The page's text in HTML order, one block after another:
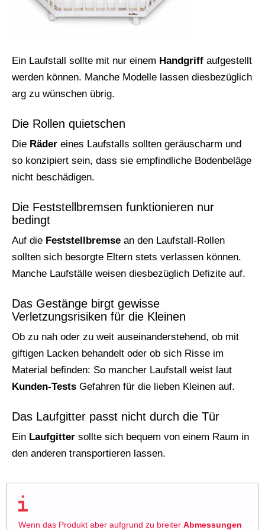
Ein Laufstall sollte mit nur einem Handgriff aufgestellt
werden können. Manche Modelle lassen diesbezüglich
arg zu wünschen übrig.
Die Rollen quietschen
Die Räder eines Laufstalls sollten geräuscharm und
so konzipiert sein, dass sie empfindliche Bodenbeläge
nicht beschädigen.
Die Feststellbremsen funktionieren nur
bedingt
Auf die Feststellbremse an den Laufstall-Rollen
sollten sich besorgte Eltern stets verlassen können.
Manche Laufställe weisen diesbezüglich Defizite auf.
Das Gestänge birgt gewisse
Verletzungsrisiken für die Kleinen
Ob zu nah oder zu weit auseinanderstehend, ob mit
giftigen Lacken behandelt oder ob sich Risse im
Material befinden: So mancher Laufstall weist laut
Kunden-Tests Gefahren für die lieben Kleinen auf.
Das Laufgitter passt nicht durch die Tür
Ein Laufgitter sollte sich bequem von einem Raum in
den anderen transportieren lassen.
Wenn das Produkt aber aufgrund zu breiter Abmessungen